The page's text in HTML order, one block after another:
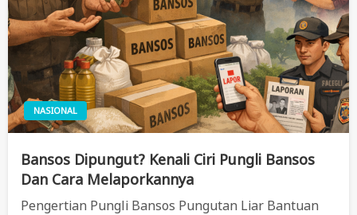
NASIONAL
Bansos Dipungut? Kenali Ciri Pungli Bansos
Dan Cara Melaporkannya
Pengertian Pungli Bansos Pungutan Liar Bantuan